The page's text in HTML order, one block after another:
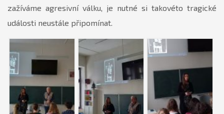
zažíváme agresivní válku, je nutné si takovéto tragické
události neustále připomínat.